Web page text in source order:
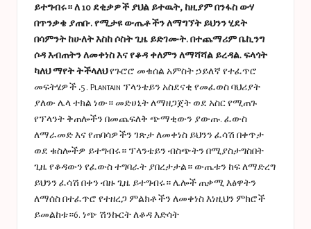
ይተግብሩ። ለ 10 ደቂቃዎች ያህል ይተዉት, ከዚያም በንፋስ ውሃ
በጥንቃቄ ያጠቡ. የሚታዩ ውጤቶችን ለማግኘት ይህንን ሂደት
በሳምንት ከሁለት እስከ ሶስት ጊዜ ይድገሙት. በተጨማሪም ቤኪንግ
ሶዳ እብጠትን ለመቀነስ እና የቆዳ ቀለምን ለማሻሻል ይረዳል. ፍላጎት
ካለህ ማየት ትችላለህየጉሮሮ መቁሰል አምስት ኃይለኛ የተፈጥሮ
መፍትሄዎች .5. Plantain ፕላንቴይን አስደናቂ የመፈወስ ባህሪያት
ያለው ሌላ ተክል ነው። መድሀኒት ለማዘጋጀት ወደ አስር የሚጠጉ
የፕላንት ቅጠሎችን በመጨፍለቅ ጭማቂውን ያውጡ. ፈውስ
ለማራመድ እና የጠባሳዎችን ገጽታ ለመቀነስ ይህንን ፈሳሽ በቀጥታ
ወደ ቁስሎችዎ ይተግብሩ። ፕላንቴይን ብስጭትን በሚያስታግስበት
ጊዜ የቆዳውን የፈውስ ተግባራት ያበረታታል። ውጤቱን ከፍ ለማድረግ
ይህንን ፈሳሽ በቀን ብዙ ጊዜ ይተግብሩ። ሌሎች ጠቃሚ እፅዋትን
ለማሰስ በተፈጥሮ የተዘረጋ ምልክቶችን ለመቀነስ እነዚህን ምክሮች
ይመልከቱ።6. ነጭ ሽንኩርት ለቆዳ እድሳት